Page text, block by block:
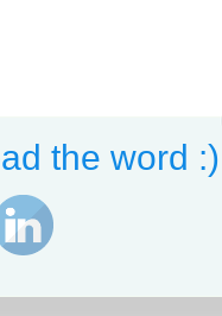
the word :)